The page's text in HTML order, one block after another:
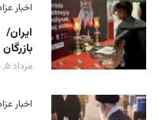
اخبار
مرداد 5, 1405
اخبار